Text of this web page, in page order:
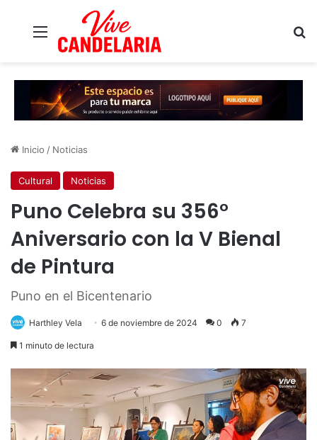
Inicio / Noticias
Cultural Noticias
Puno Celebra su 356°
Aniversario con la V Bienal
de Pintura
Puno en el Bicentenario
Harthley Vela 6 de noviembre de 2024 0 7
1 minuto de lectura